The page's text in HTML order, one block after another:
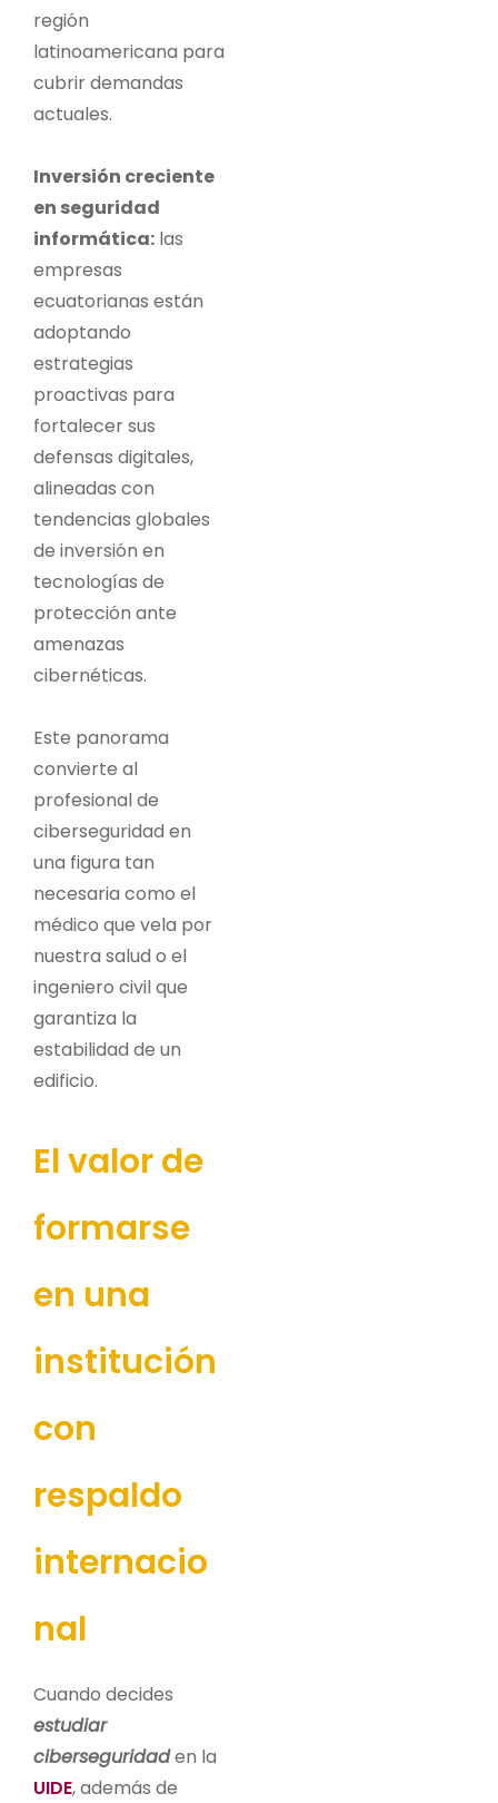
región
latinoamericana para
cubrir demandas
actuales.
Inversión creciente
en seguridad
informática: las
empresas
ecuatorianas están
adoptando
estrategias
proactivas para
fortalecer sus
defensas digitales,
alineadas con
tendencias globales
de inversión en
tecnologías de
protección ante
amenazas
cibernéticas.
Este panorama
convierte al
profesional de
ciberseguridad en
una figura tan
necesaria como el
médico que vela por
nuestra salud o el
ingeniero civil que
garantiza la
estabilidad de un
edificio.
El valor de
formarse
en una
institución
con
respaldo
internacio
nal
Cuando decides
estudiar
ciberseguridaden la
UIDE, además de